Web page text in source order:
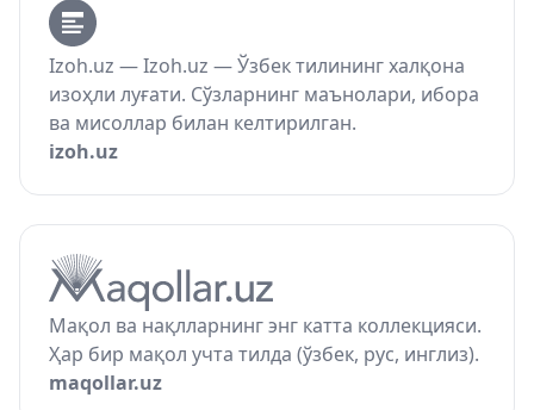
Izoh.uz — Izoh.uz — Ўзбек тилининг халқона
изоҳли луғати. Сўзларнинг маънолари, ибора
ва мисоллар билан келтирилган.
izoh.uz
Мақол ва нақлларнинг энг катта коллекцияси.
Ҳар бир мақол учта тилда (ўзбек, рус, инглиз).
maqollar.uz